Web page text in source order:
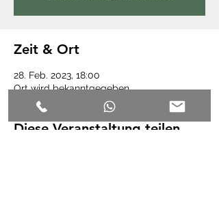
Zeit & Ort
28. Feb. 2023, 18:00
Ort wird bekanntgegeben
Diese Veranstaltung teilen